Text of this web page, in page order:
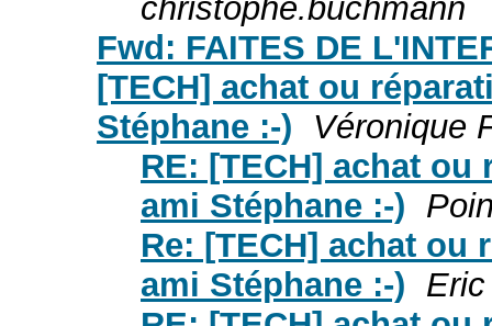
christophe.buchmann
Fwd: FAITES DE
[TECH] achat ou
Stéphane :-)
Véronique
RE: [TECH] achat ou
ami Stéphane :-)
Re: [TECH] achat ou
ami Stéphane :-) Eric